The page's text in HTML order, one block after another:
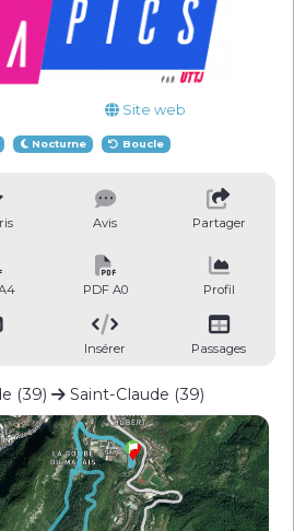
Site web
Nocturne Boucle
Avis Partager
PDF A0 Profil
Insérer Passages
(39) Saint-Claude (39)